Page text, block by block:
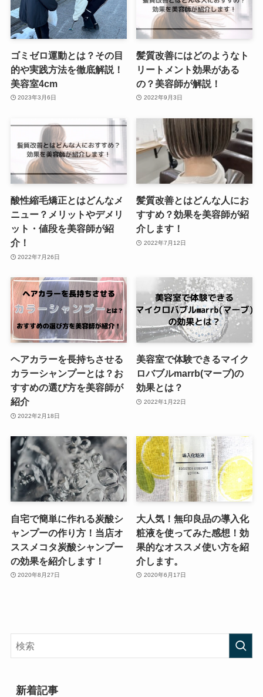
ゴミゼロ運動とは？その目
的や実践方法を徹底解説！
美容室4cm
2023年3月6日
髪質改善にはどのようなト
リートメント効果がある
の？美容師が解説！
2022年9月3日
酸性縮毛矯正とはどんなメ
ニュー？メリットやデメリ
ット・値段を美容師が紹
介！
2022年7月26日
髪質改善とはどんな人にお
すすめ？効果を美容師が紹
介します！
2022年7月12日
ヘアカラーを長持ちさせる
カラーシャンプーとは？お
すすめの選び方を美容師が
紹介
2022年2月18日
美容室で体験できるマイク
ロバブルmarrb(マーブ)の
効果とは？
2022年1月22日
自宅で簡単に作れる炭酸シ
ャンプーの作り方！当店オ
ススメコタ炭酸シャンプー
の効果を紹介します！
2020年8月27日
大人気！無印良品の導入化
粧液を使ってみた感想！効
果的なオススメ使い方を紹
介します。
2020年6月17日
新着記事